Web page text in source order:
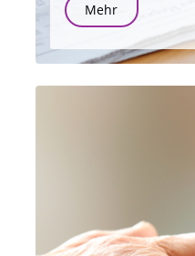
Mehr